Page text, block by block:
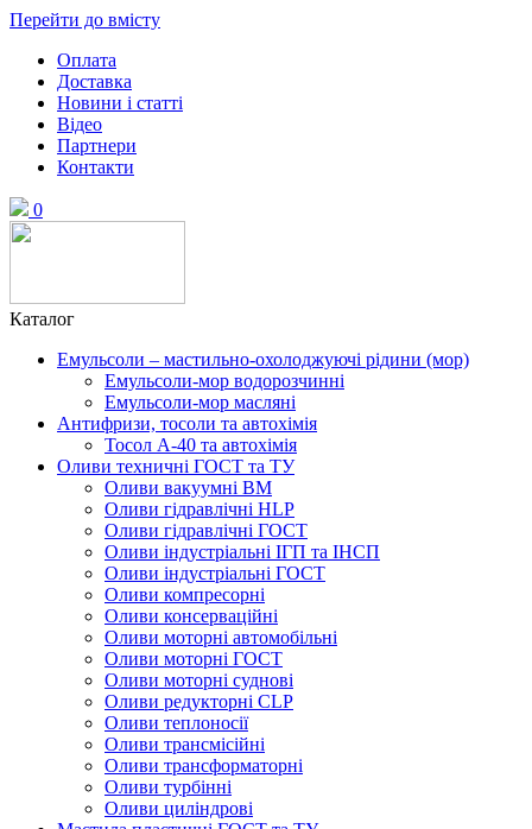
Перейти до вмісту
Оплата
Доставка
Новини і статті
Відео
Партнери
Контакти
0
Каталог
Емульсоли – мастильно-охолоджуючі рідини (мор)
Емульсоли-мор водорозчинні
Емульсоли-мор масляні
Антифризи, тосоли та автохімія
Тосол А-40 та автохімія
Оливи техничні ГОСТ та ТУ
Оливи вакуумні ВМ
Оливи гідравлічні HLP
Оливи гідравлічні ГОСТ
Оливи індустріальні ІГП та ІНСП
Оливи індустріальні ГОСТ
Оливи компресорні
Оливи консерваційні
Оливи моторні автомобільні
Оливи моторні ГОСТ
Оливи моторні суднові
Оливи редукторні CLP
Оливи теплоносії
Оливи трансмісійні
Оливи трансформаторні
Оливи турбінні
Оливи циліндрові